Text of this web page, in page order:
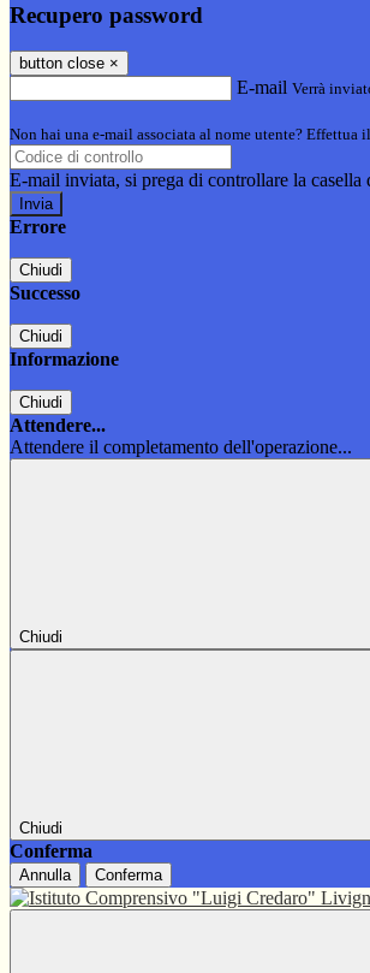
Recupero password
button close ×
E-mail Verrà
Non hai una e-mail associata al nome utente? Effettua
E-mail inviata, si prega di controllare la casella
Errore
Chiudi
Successo
Chiudi
Informazione
Chiudi
Attendere...
Attendere il completamento dell'operazione...
Chiudi
Chiudi
Conferma
Annulla Conferma